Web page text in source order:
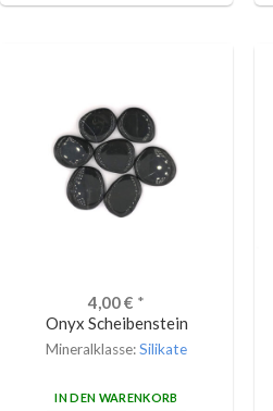
4,00€ *
Onyx Scheibenstein
Mineralklasse:Silikate
IN DEN WARENKORB